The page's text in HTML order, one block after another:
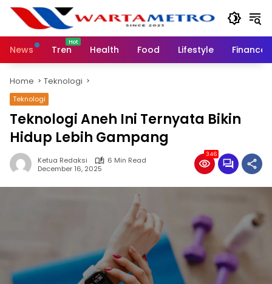
Skip
content
News
Tren Health Food Lifestyle Finance
Home Teknologi
Teknologi
Teknologi Aneh Ini Ternyata Bikin
Hidup Lebih Gampang
Ketua Redaksi
6 Min Read
December 16, 2025
346